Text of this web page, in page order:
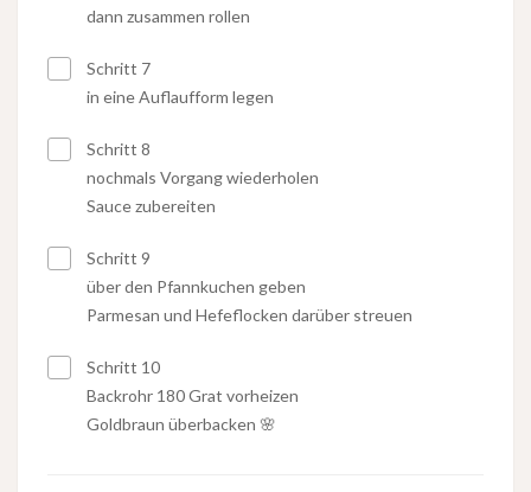
dann zusammen rollen
Schritt 7
in eine Auflaufform legen
Schritt 8
nochmals Vorgang wiederholen
Sauce zubereiten
Schritt 9
über den Pfannkuchen geben
Parmesan und Hefeflocken darüber streuen
Schritt 10
Backrohr 180 Grat vorheizen
Goldbraun überbacken 🌸